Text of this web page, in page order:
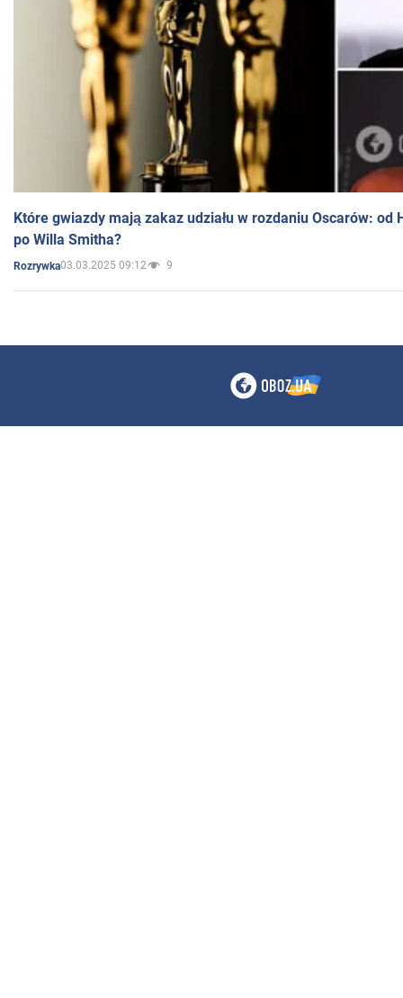
Które gwiazdy mają zakaz udziału w rozdaniu Oscarów: od
po Willa Smitha?
Rozrywka03.03.2025 09:12 9